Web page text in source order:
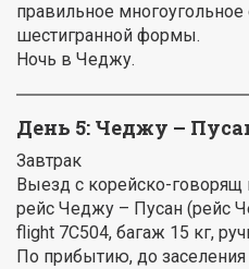
правильное
шестигранной формы.
Ночь в Чеджу.
День 5: Чеджу –
Завтрак
Выезд с корейско-говорящ
рейс Чеджу – Пусан (рейс
flight 7C504, багаж 15 кг,
По прибытию, до